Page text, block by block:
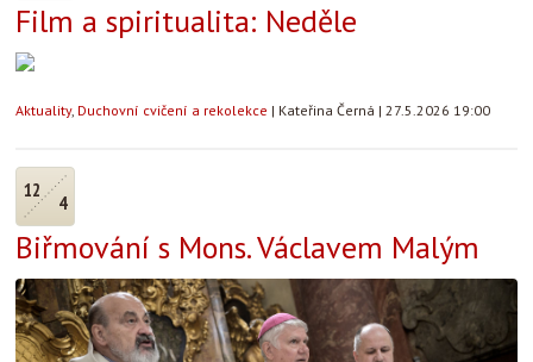
Film a spiritualita: Neděle
Aktuality, Duchovní cvičení a rekolekce | Kateřina Černá | 27.5.2026 19:00
12
4
Biřmování s Mons. Václavem Malým